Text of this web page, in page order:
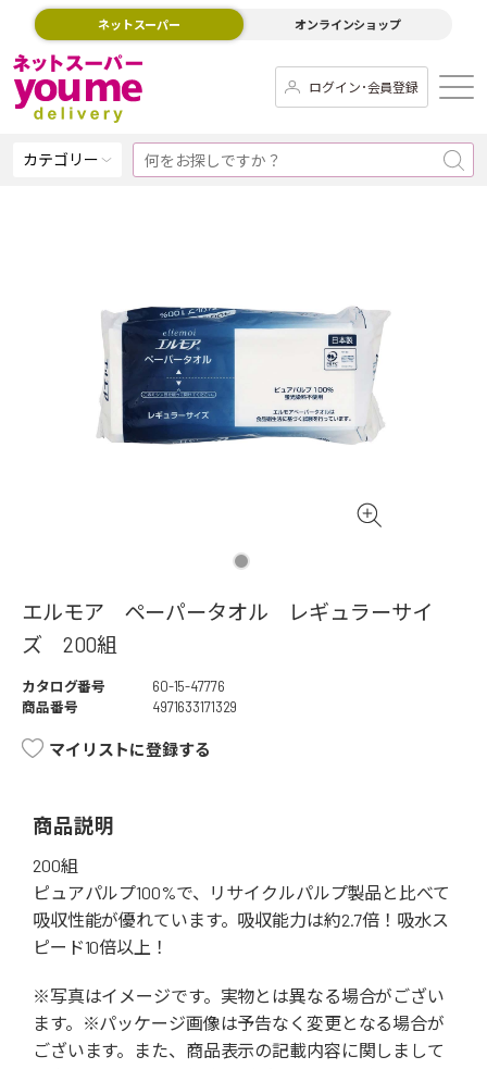
ネットスーパー オンラインショップ
ログイン･会員登録
カテゴリー
エルモア ペーパータオル レギュラーサイ
ズ 200組
カタログ番号
60-15-47776
商品番号
4971633171329
マイリストに登録する
商品説明
200組
ピュアパルプ100%で、リサイクルパルプ製品と比べて
吸収性能が優れています。吸収能力は約2.7倍！吸水ス
ピード10倍以上！
※写真はイメージです。実物とは異なる場合がござい
ます。※パッケージ画像は予告なく変更となる場合が
ございます。また、商品表示の記載内容に関しまして